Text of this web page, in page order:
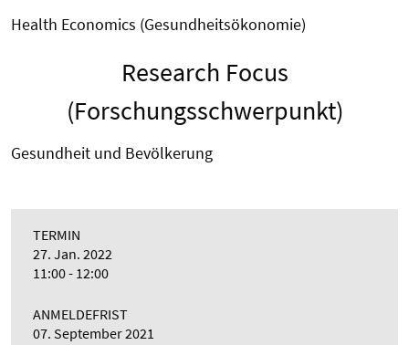
Health Economics (Gesundheitsökonomie)
Research Focus
(Forschungsschwerpunkt)
Gesundheit und Bevölkerung
TERMIN
27. Jan. 2022
11:00 - 12:00
ANMELDEFRIST
07. September 2021